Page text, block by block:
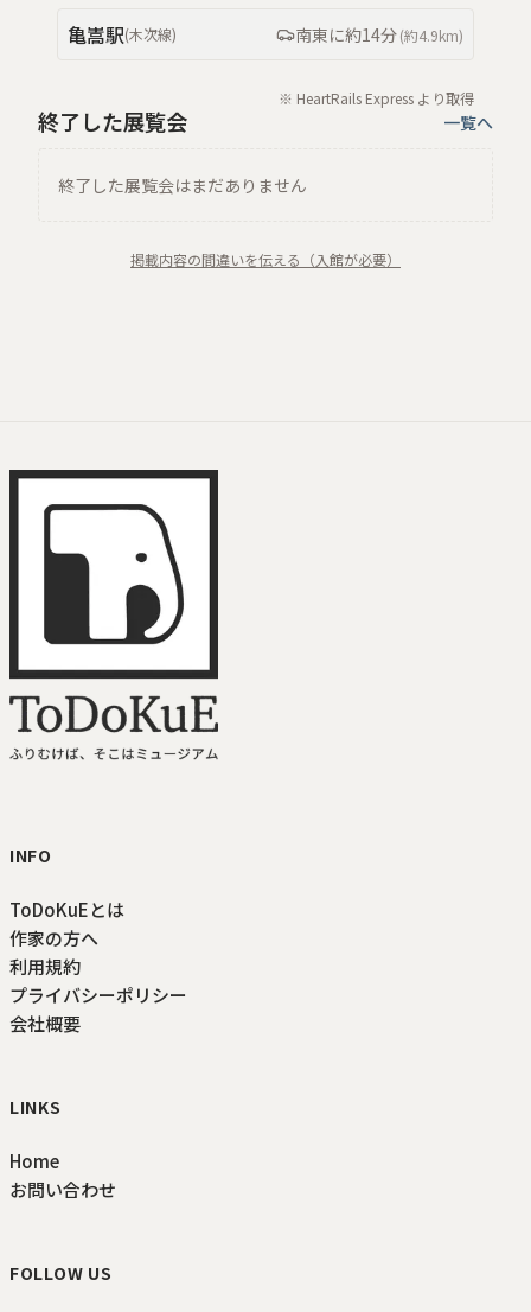
亀嵩駅(木次線) 南東に約14分(約4.9km)
※ HeartRails Express より取得
終了した展覧会 一覧へ
終了した展覧会はまだありません
掲載内容の間違いを伝える（入館が必要）
INFO
ToDoKuEとは
作家の方へ
利用規約
プライバシーポリシー
会社概要
LINKS
Home
お問い合わせ
FOLLOW US